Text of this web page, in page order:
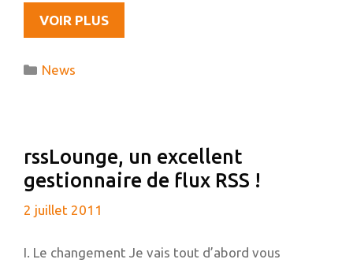
VOIR PLUSDES
NOUVELLES
VERS
GNOME
Catégories
News
rssLounge, un excellent
gestionnaire de flux RSS !
2 juillet 2011
I. Le changement Je vais tout d’abord vous